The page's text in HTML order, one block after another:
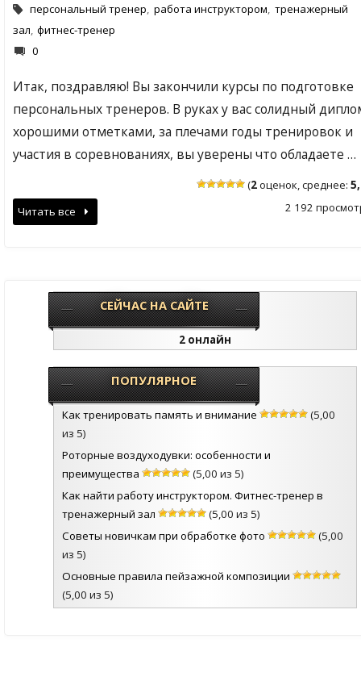
персональный тренер работа инструктором тренажерный
зал фитнес-тренер
0
Итак, поздравляю! Вы закончили курсы по подготовке
персональных тренеров. В руках у вас солидный
хорошими отметками, за плечами годы тренировок и
участия в соревнованиях, вы уверены что обладаете …
(2оценок, среднее:
2 192
Читать все
СЕЙЧАС НА САЙТЕ
2 онлайн
ПОПУЛЯРНОЕ
Как тренировать память и внимание
(5,00
из 5)
Роторные воздуходувки: особенности и
преимущества
(5,00 из 5)
Как найти работу инструктором. Фитнес-тренер в
тренажерный зал
(5,00 из 5)
Советы новичкам при обработке фото
(5,00
из 5)
Основные правила пейзажной композиции
(5,00 из 5)